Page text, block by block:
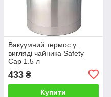
Вакуумний термос у
вигляді чайника Safety
Cap 1.5 л
433 ₴
Купити